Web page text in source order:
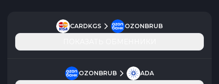
CARDKGS OZONBRUB
OZONBRUB ADA